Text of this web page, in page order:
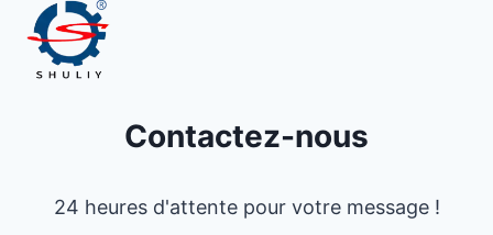
Contactez-nous
24 heures d'attente pour votre message !